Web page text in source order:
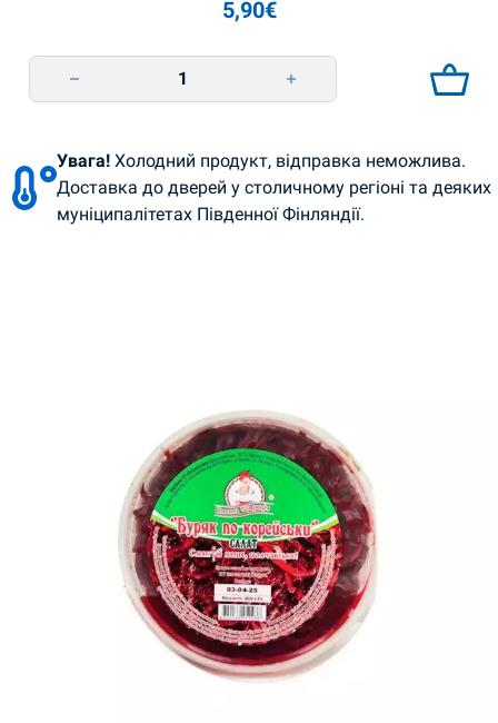
5,90€
Marinoidut sienet korealaiseen tapaan 400 g Smachna Tradizia quantity
Увага! Холодний продукт, відправка неможлива.
Доставка до дверей у столичному регіоні та деяких
муніципалітетах Південної Фінляндії.